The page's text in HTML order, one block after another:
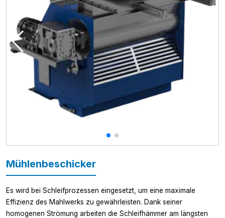
Mühlenbeschicker
Es wird bei Schleifprozessen eingesetzt, um eine maximale
Effizienz des Mahlwerks zu gewährleisten. Dank seiner
homogenen Strömung arbeiten die Schleifhämmer am längsten